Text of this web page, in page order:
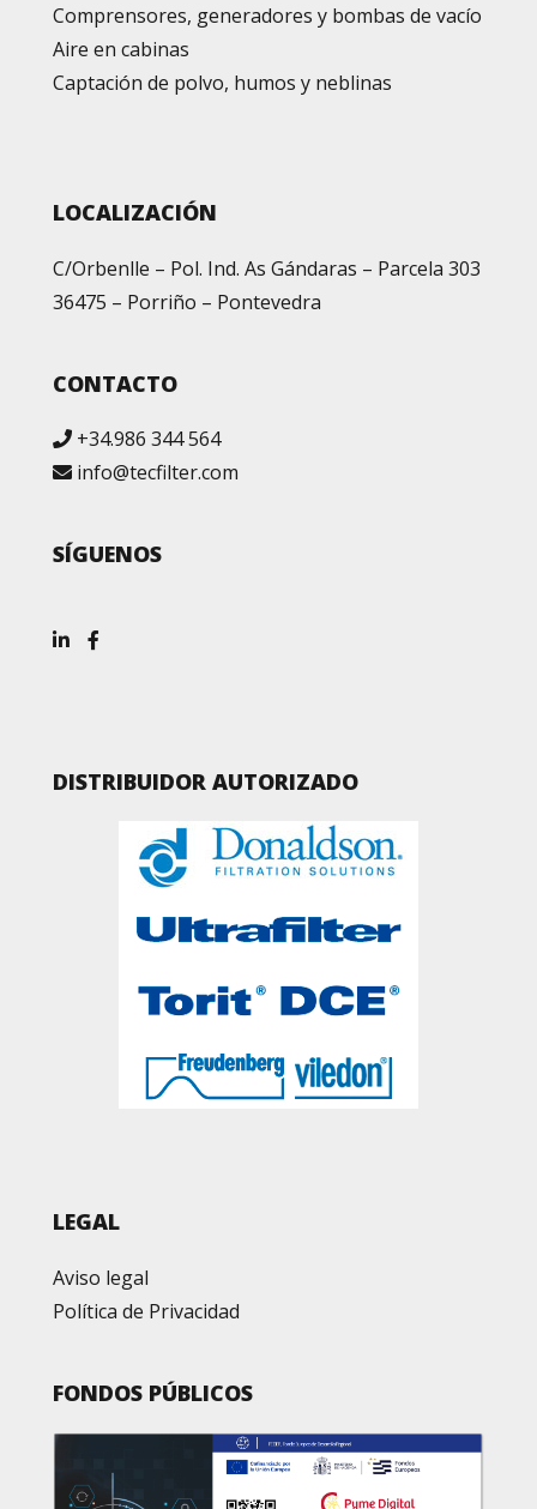
Comprensores, generadores y bombas de vacío
Aire en cabinas
Captación de polvo, humos y neblinas
LOCALIZACIÓN
C/Orbenlle – Pol. Ind. As Gándaras – Parcela 303
36475 – Porriño – Pontevedra
CONTACTO
+34.986 344 564
info@tecfilter.com
SÍGUENOS
DISTRIBUIDOR AUTORIZADO
LEGAL
Aviso legal
Política de Privacidad
FONDOS PÚBLICOS